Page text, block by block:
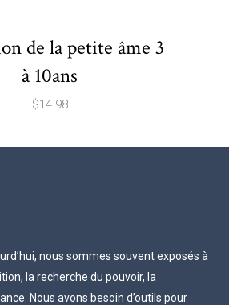
de la petite âme 3
à 10ans
$14.98
nous sommes souvent exposés à
la recherche du pouvoir, la
Nous avons besoin d’outils pour